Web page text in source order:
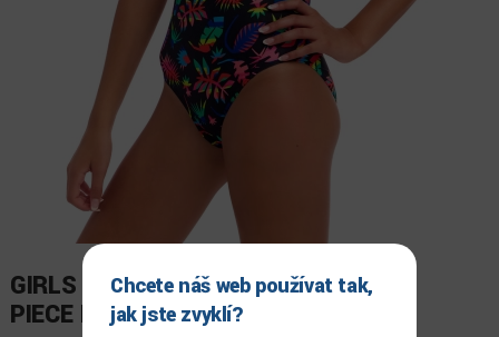
GIRLS DIAMOND BACK ONE
PIECE LOST LEAF
Chcete náš web používat tak,
jak jste zvyklí?